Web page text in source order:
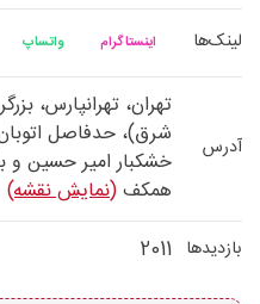
لینک‌ها واتساپ اینستاگرام
آدرس
تهران، تهرانپارس،
شرق)، حدفاصل
همکف(نمایش نقشه)
بازدیدها 2011